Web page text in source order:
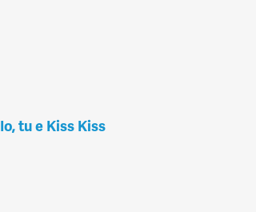
Io, tu e Kiss Kiss